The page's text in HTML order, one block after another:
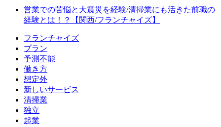
営業での苦悩と大震災を経験/清掃業にも活きた前職の
経験とは！？【関西/フランチャイズ】
フランチャイズ
プラン
予測不能
働き方
想定外
新しいサービス
清掃業
独立
起業